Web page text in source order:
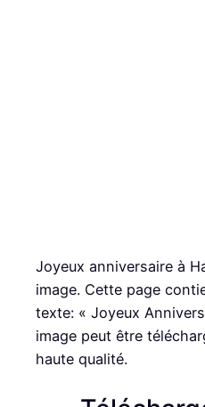
Joyeux anniversaire à
image. Cette page
texte: « Joyeux
image peut être
haute qualité.